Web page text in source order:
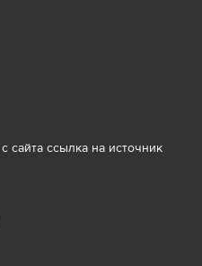
сайта ссылка на источник